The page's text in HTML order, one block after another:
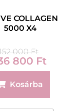
COLLAGEN
5000 X4
000Ft
800 Ft
Kosárba